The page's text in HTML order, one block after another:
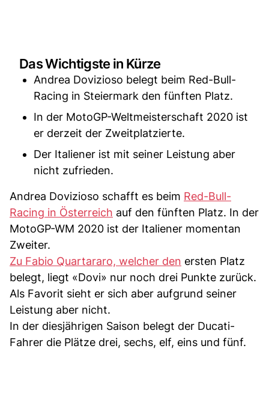
Das Wichtigste in Kürze
Andrea Dovizioso belegt beim Red-Bull-
Racing in Steiermark den fünften Platz.
In der MotoGP-Weltmeisterschaft 2020 ist
er derzeit der Zweitplatzierte.
Der Italiener ist mit seiner Leistung aber
nicht zufrieden.
Andrea Dovizioso schafft es beim Red-Bull-
Racing in Österreich auf den fünften Platz. In der
MotoGP-WM 2020 ist der Italiener momentan
Zweiter.
Zu Fabio Quartararo, welcher den ersten Platz
belegt, liegt «Dovi» nur noch drei Punkte zurück.
Als Favorit sieht er sich aber aufgrund seiner
Leistung aber nicht.
In der diesjährigen Saison belegt der Ducati-
Fahrer die Plätze drei, sechs, elf, eins und fünf.